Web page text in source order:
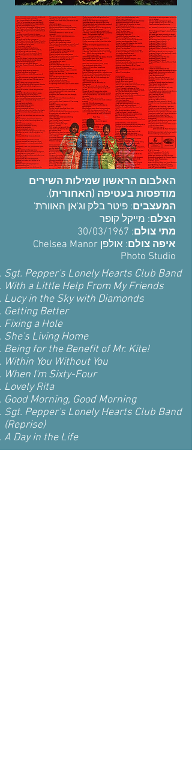
האלבום הראשון שמילות השירים
מודפסות בעטיפה (האחורית).
המעצבים: פיטר בלק וג'אן האוורת'
הצלם: מייקל קופר
מתי צולם: 30/03/1967
איפה צולם
: אולפן Chelsea Manor
Photo Studio
Sgt. Pepper's Lonely Hearts Club Band
With a Little Help From My Friends
Lucy in the Sky with Diamonds
Getting Better
Fixing a Hole
She's Living Home
Being for the Benefit of Mr. Kite!
Within You Without You
When I'm Sixty-Four
Lovely Rita
Good Morning, Good Morning
Sgt. Pepper's Lonely Hearts Club Band
(Reprise)
A Day in the Life